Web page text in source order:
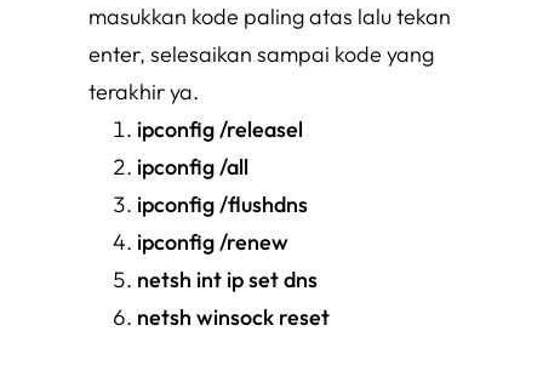
masukkan kode paling atas lalu tekan
enter, selesaikan sampai kode yang
terakhir ya.
ipconfig /releasel
ipconfig /all
ipconfig /flushdns
ipconfig /renew
netsh int ip set dns
netsh winsock reset